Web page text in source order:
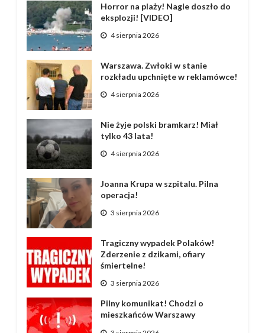
Horror na plaży! Nagle doszło do
eksplozji! [VIDEO]
4 sierpnia 2026
Warszawa. Zwłoki w stanie
rozkładu upchnięte w reklamówce!
4 sierpnia 2026
Nie żyje polski bramkarz! Miał
tylko 43 lata!
4 sierpnia 2026
Joanna Krupa w szpitalu. Pilna
operacja!
3 sierpnia 2026
Tragiczny wypadek Polaków!
Zderzenie z dzikami, ofiary
śmiertelne!
3 sierpnia 2026
Pilny komunikat! Chodzi o
mieszkańców Warszawy